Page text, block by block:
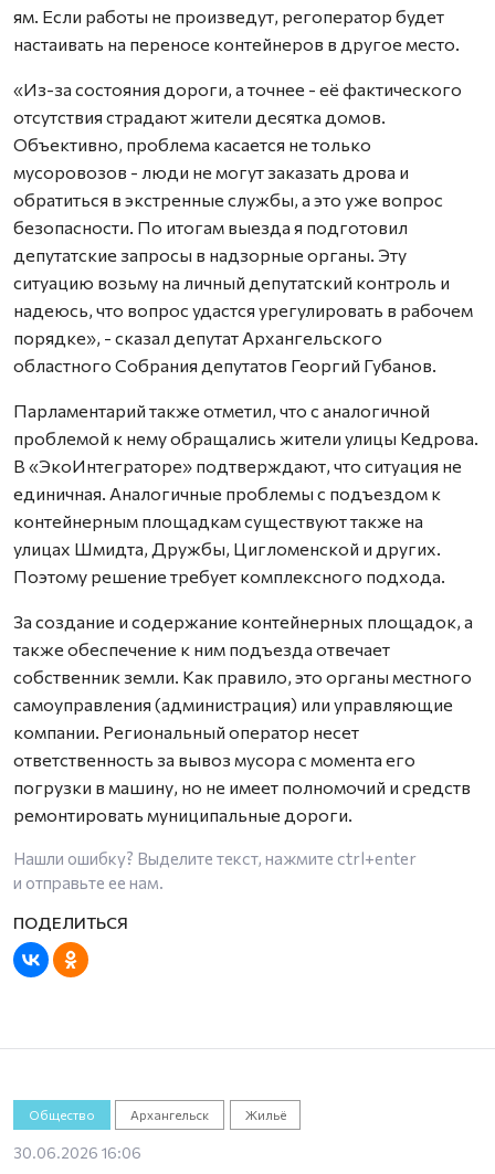
ям. Если работы не произведут, регоператор будет
настаивать на переносе контейнеров в другое место.
«Из-за состояния дороги, а точнее - её фактического
отсутствия страдают жители десятка домов.
Объективно, проблема касается не только
мусоровозов - люди не могут заказать дрова и
обратиться в экстренные службы, а это уже вопрос
безопасности. По итогам выезда я подготовил
депутатские запросы в надзорные органы. Эту
ситуацию возьму на личный депутатский контроль и
надеюсь, что вопрос удастся урегулировать в рабочем
порядке», - сказал депутат Архангельского
областного Собрания депутатов Георгий Губанов.
Парламентарий также отметил, что с аналогичной
проблемой к нему обращались жители улицы Кедрова.
В «ЭкоИнтеграторе» подтверждают, что ситуация не
единичная. Аналогичные проблемы с подъездом к
контейнерным площадкам существуют также на
улицах Шмидта, Дружбы, Цигломенской и других.
Поэтому решение требует комплексного подхода.
За создание и содержание контейнерных площадок, а
также обеспечение к ним подъезда отвечает
собственник земли. Как правило, это органы местного
самоуправления (администрация) или управляющие
компании. Региональный оператор несет
ответственность за вывоз мусора с момента его
погрузки в машину, но не имеет полномочий и средств
ремонтировать муниципальные дороги.
Нашли ошибку? Выделите текст, нажмите ctrl+enter
и отправьте ее нам.
Общество Архангельск Жильё
30.06.2026 16:06